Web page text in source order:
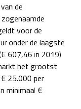
de
voor de
onder de laagste
607,46 in 2019)
het grootst
25.000 per
minimaal €